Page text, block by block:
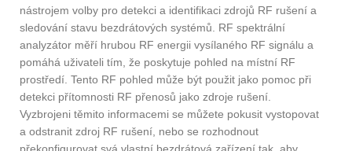
nástrojem volby pro detekci a identifikaci zdrojů RF rušení a
sledování stavu bezdrátových systémů. RF spektrální
analyzátor měří hrubou RF energii vysílaného RF signálu a
pomáhá uživateli tím, že poskytuje pohled na místní RF
prostředí. Tento RF pohled může být použit jako pomoc při
detekci přítomnosti RF přenosů jako zdroje rušení.
Vyzbrojeni těmito informacemi se můžete pokusit vystopovat
a odstranit zdroj RF rušení, nebo se rozhodnout
překonfigurovat svá vlastní bezdrátová zařízení tak, aby